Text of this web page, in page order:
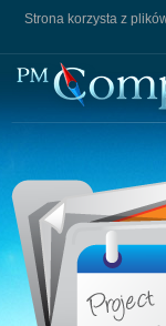
Strona korzysta z